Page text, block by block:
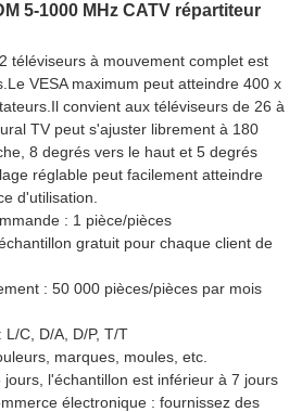
5-1000 MHz CATV répartiteur
téléviseurs à mouvement complet est
VESA maximum peut atteindre 400 x
convient aux téléviseurs de 26 à
TV peut s'ajuster librement à 180
8 degrés vers le haut et 5 degrés
réglable peut facilement atteindre
d'utilisation.
: 1 pièce/pièces
gratuit pour chaque client de
: 50 000 pièces/pièces par mois
C, D/A, D/P, T/T
marques, moules, etc.
l'échantillon est inférieur à 7 jours
électronique : fournissez des